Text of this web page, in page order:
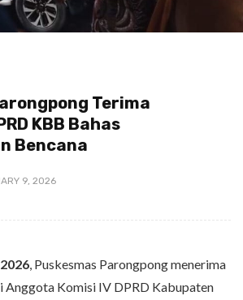
Terima
KBB Bahas
Bencana
9, 2026
, Puskesmas Parongpongmenerima
Anggota Komisi IV DPRD Kabupaten